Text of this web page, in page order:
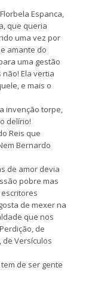
Espanca,
que queria
uma vez por
amante do
uma gestão
Ela vertia
e mais o
invenção torpe,
delírio!
Reis que
Bernardo
de amor devia
pobre mas
de mexer na
que nos
de
de Versículos
de ser gente